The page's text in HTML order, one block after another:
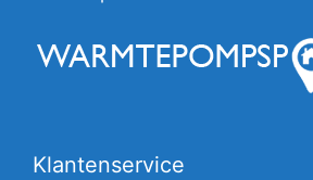
Klantenservice